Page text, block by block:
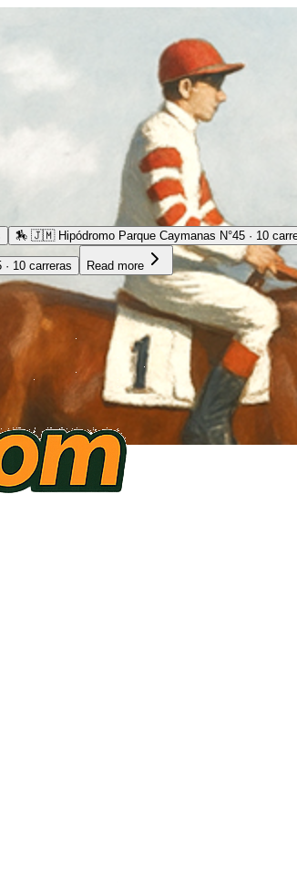
🏇 🇯🇲 Hipódromo Parque Caymanas N°45 · 10
10 carreras Read more